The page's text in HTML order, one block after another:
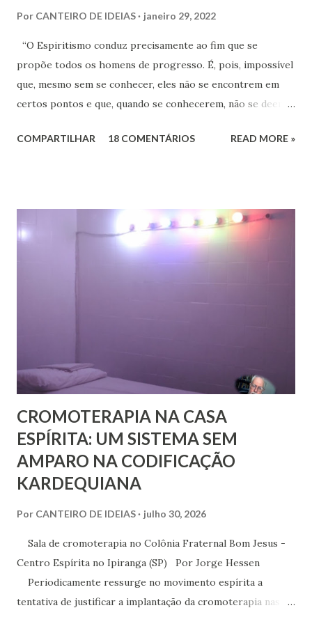
Por CANTEIRO DE IDEIAS janeiro 29, 2022
“O Espiritismo conduz precisamente ao fim que se
propõe todos os homens de progresso. É, pois, impossível
que, mesmo sem se conhecer, eles não se encontrem em
certos pontos e que, quando se conhecerem, não se deem -
inimigos comuns: os preconceitos sociais, a rotina, o
mais rico e produtivo por ele nos é ofertado. As relações
que a Doutrina Espírita estabelece com as questões sociais
e as ciências humanas, nos faculta, nos muni de
COMPARTILHAR 18 COMENTÁRIOS READ MORE »
CROMOTERAPIA NA CASA
ESPÍRITA: UM SISTEMA SEM
AMPARO NA CODIFICAÇÃO
KARDEQUIANA
Por CANTEIRO DE IDEIAS julho 30, 2026
Sala de cromoterapia no Colônia Fraternal Bom Jesus -
Centro Espírita no Ipiranga (SP) Por Jorge Hessen
Periodicamente ressurge no movimento espírita a
tentativa de justificar a implantação da cromoterapia nas